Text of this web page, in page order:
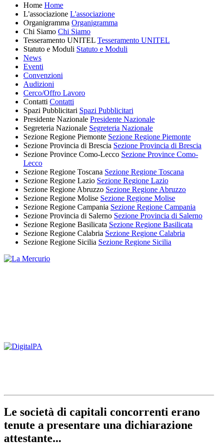
Home Home
L'associazione L'associazione
Organigramma Organigramma
Chi Siamo Chi Siamo
Tesseramento UNITEL Tesseramento UNITEL
Statuto e Moduli Statuto e Moduli
News
Eventi
Convenzioni
Audizioni
Cerco/Offro Lavoro
Contatti Contatti
Spazi Pubblicitari Spazi Pubblicitari
Presidente Nazionale Presidente Nazionale
Segreteria Nazionale Segreteria Nazionale
Sezione Regione Piemonte Sezione Regione Piemonte
Sezione Provincia di Brescia Sezione Provincia di Brescia
Sezione Province Como-Lecco Sezione Province Como-
Lecco
Sezione Regione Toscana Sezione Regione Toscana
Sezione Regione Lazio Sezione Regione Lazio
Sezione Regione Abruzzo Sezione Regione Abruzzo
Sezione Regione Molise Sezione Regione Molise
Sezione Regione Campania Sezione Regione Campania
Sezione Provincia di Salerno Sezione Provincia di Salerno
Sezione Regione Basilicata Sezione Regione Basilicata
Sezione Regione Calabria Sezione Regione Calabria
Sezione Regione Sicilia Sezione Regione Sicilia
Le società di capitali concorrenti erano
tenute a presentare una dichiarazione
attestante...